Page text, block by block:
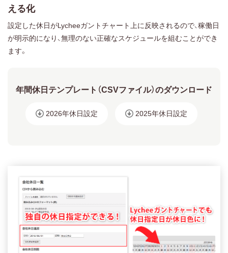
える化
設定した休日がLycheeガントチャート上に反映されるので、稼働日
が明示的になり、無理のない正確なスケジュールを組むことができ
ます。
年間休日テンプレート（CSVファイル）のダウンロード
2026年休日設定 2025年休日設定